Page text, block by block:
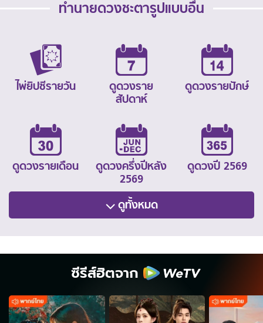
ทำนายดวงชะตารูปแบบอื่น
ไพ่ยิปซีรายวัน
ดูดวงราย
สัปดาห์
ดูดวงรายปักษ์
ดูดวงรายเดือน
ดูดวงครึ่งปีหลัง
2569
ดูดวงปี 2569
ดูทั้งหมด
ซีรีส์ฮิตจาก